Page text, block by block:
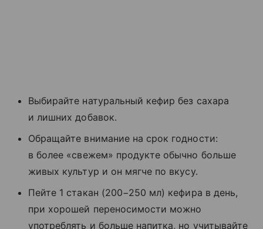
Выбирайте натуральный кефир без сахара
и лишних добавок.
Обращайте внимание на срок годности:
в более «свежем» продукте обычно больше
живых культур и он мягче по вкусу.
Пейте 1 стакан (200−250 мл) кефира в день,
при хорошей переносимости можно
употреблять и больше напитка, но учитывайте